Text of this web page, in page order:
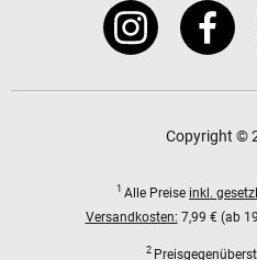
Copyright ©
1 Alle Preise inkl.
Versandkosten: 7,99 € (ab
2